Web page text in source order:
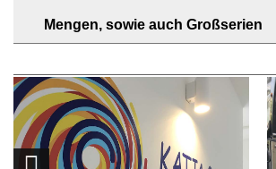
Mengen, sowie auch Großserien